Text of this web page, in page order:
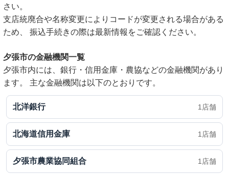
さい。
支店統廃合や名称変更によりコードが変更される場合がある
ため、 振込手続きの際は最新情報をご確認ください。
夕張市の金融機関一覧
夕張市内には、銀行・信用金庫・農協などの金融機関があり
ます。 主な金融機関は以下のとおりです。
北洋銀行 1店舗
北海道信用金庫 1店舗
夕張市農業協同組合 1店舗